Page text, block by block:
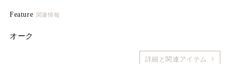
Feature 関連情報
オーク
詳細と関連アイテム